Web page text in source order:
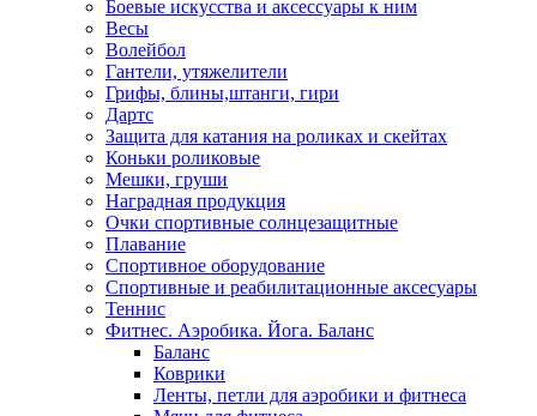
Боевые искусства и аксессуары к ним
Весы
Волейбол
Гантели, утяжелители
Грифы, блины,штанги, гири
Дартс
Защита для катания на роликах и скейтах
Коньки роликовые
Мешки, груши
Наградная продукция
Очки спортивные солнцезащитные
Плавание
Спортивное оборудование
Спортивные и реабилитационные аксесуары
Теннис
Фитнес. Аэробика. Йога. Баланс
Баланс
Коврики
Ленты, петли для аэробики и фитнеса